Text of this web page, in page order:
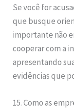
Se você for
que busque
importante não
cooperar com a
apresentando
evidências que
15. Como as